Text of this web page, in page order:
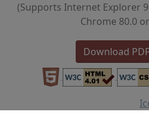
(Supports Internet Explorer
Chrome 80.0
Download